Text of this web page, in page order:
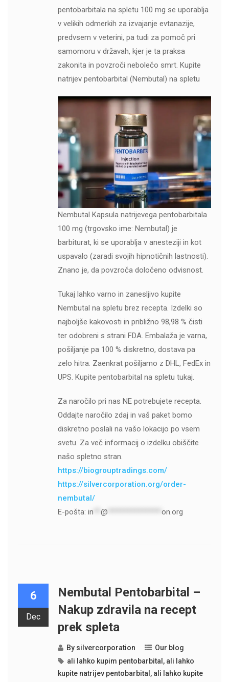
pentobarbitala na spletu 100 mg se uporablja
v velikih odmerkih za izvajanje evtanazije,
predvsem v veterini, pa tudi za pomoč pri
samomoru v državah, kjer je ta praksa
zakonita in povzroči nebolečo smrt. Kupite
natrijev pentobarbital (Nembutal) na spletu
Nembutal Kapsula natrijevega pentobarbitala
100 mg (trgovsko ime: Nembutal) je
barbiturat, ki se uporablja v anesteziji in kot
uspavalo (zaradi svojih hipnotičnih lastnosti).
Znano je, da povzroča določeno odvisnost.
Tukaj lahko varno in zanesljivo kupite
Nembutal na spletu brez recepta. Izdelki so
najboljše kakovosti in približno 98,98 % čisti
ter odobreni s strani FDA. Embalaža je varna,
pošiljanje pa 100 % diskretno, dostava pa
zelo hitra. Zaenkrat pošiljamo z DHL, FedEx in
UPS. Kupite pentobarbital na spletu tukaj.
Za naročilo pri nas NE potrebujete recepta.
Oddajte naročilo zdaj in vaš paket bomo
diskretno poslali na vašo lokacijo po vsem
svetu. Za več informacij o izdelku obiščite
našo spletno stran.
https://biogrouptradings.com/
https://silvercorporation.org/order-
nembutal/
E-pošta: in @ on.org
6
Dec
Nembutal Pentobarbital –
Nakup zdravila na recept
prek spleta
By silvercorporation
Our blog
ali lahko kupim pentobarbital , ali lahko
kupite natrijev pentobarbital , ali lahko kupite